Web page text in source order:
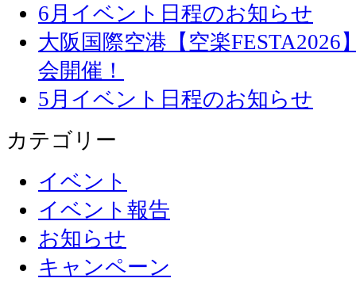
6月イベント日程のお知らせ
大阪国際空港【空楽
会開催！
5月イベント日程のお知らせ
カテゴリー
イベント
イベント報告
お知らせ
キャンペーン